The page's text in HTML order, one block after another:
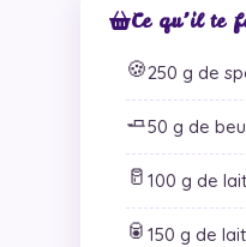
Ce qu’il te
🍪250 g de
🧈50 g de
🥛 100 g de lait
🥫 150 g de